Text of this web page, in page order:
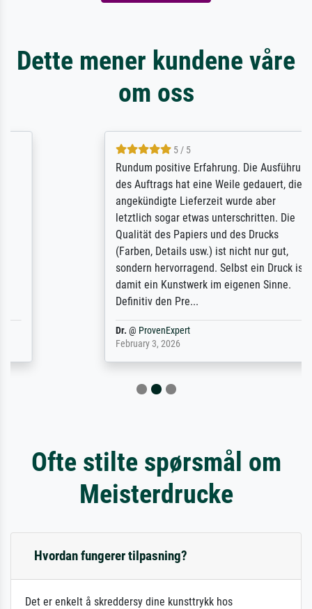
Dette mener kundene våre
om oss
5 / 5
Rundum positive Erfahrung. Die Ausführung
des Auftrags hat eine Weile gedauert, die
angekündigte Lieferzeit wurde aber
letztlich sogar etwas unterschritten. Die
Qualität des Papiers und des Drucks
(Farben, Details usw.) ist nicht nur gut,
sondern hervorragend. Selbst ein Druck ist
damit ein Kunstwerk im eigenen Sinne.
Definitiv den Pre...
ProvenExpert
February 3, 2026
Ofte stilte spørsmål om
Meisterdrucke
Hvordan fungerer tilpasning?
Det er enkelt å skreddersy dine kunsttrykk hos